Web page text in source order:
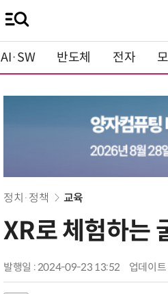
AI·SW 반도체 전자
정치·정책 교육
XR로 체험하는
발행일 : 2024-09-23 13:52 업데이